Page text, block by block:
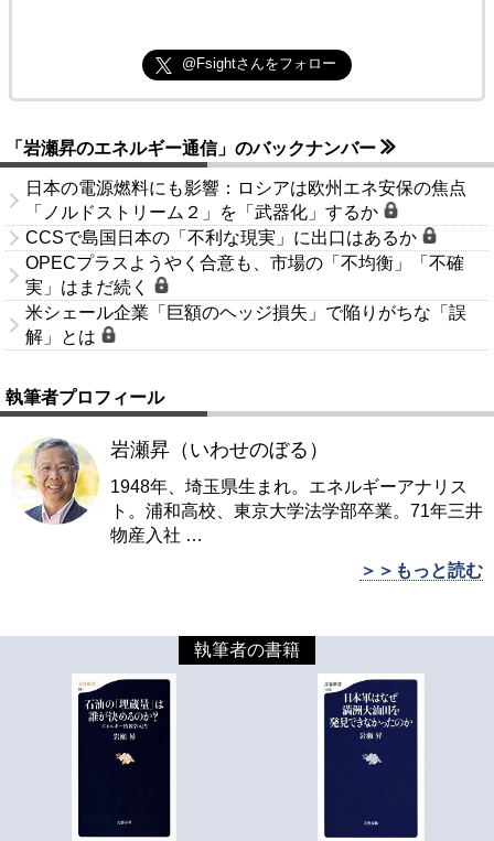
@Fsightさんをフォロー
「岩瀬昇のエネルギー通信」のバックナンバー
日本の電源燃料にも影響：ロシアは欧州エネ安保の焦点
「ノルドストリーム２」を「武器化」するか
CCSで島国日本の「不利な現実」に出口はあるか
OPECプラスようやく合意も、市場の「不均衡」「不確
実」はまだ続く
米シェール企業「巨額のヘッジ損失」で陥りがちな「誤
解」とは
執筆者プロフィール
岩瀬昇（いわせのぼる）
1948年、埼玉県生まれ。エネルギーアナリス
ト。浦和高校、東京大学法学部卒業。71年三井
物産入社 …
＞＞もっと読む
執筆者の書籍